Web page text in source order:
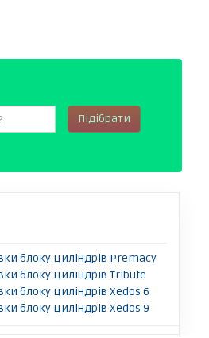
Підібрати
блоку циліндрів Premacy
блоку циліндрів Tribute
блоку циліндрів Xedos 6
блоку циліндрів Xedos 9